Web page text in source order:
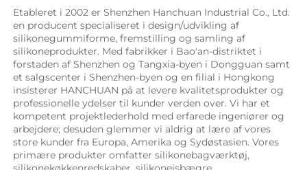
Etableret i 2002 er Shenzhen Hanchuan Industrial Co., Ltd.
en producent specialiseret i design/udvikling af
silikonegummiforme, fremstilling og samling af
silikoneprodukter. Med fabrikker i Bao'an-distriktet i
forstaden af Shenzhen og Tangxia-byen i Dongguan samt
et salgscenter i Shenzhen-byen og en filial i Hongkong
insisterer HANCHUAN på at levere kvalitetsprodukter og
professionelle ydelser til kunder verden over. Vi har et
kompetent projektlederhold med erfarede ingeniører og
arbejdere; desuden glemmer vi aldrig at lære af vores
store kunder fra Europa, Amerika og Sydøstasien. Vores
primære produkter omfatter silikonebagværktøj,